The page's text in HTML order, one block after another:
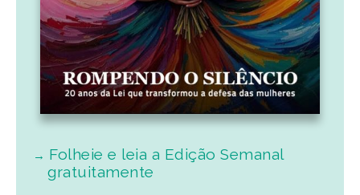
Folheie e leia a Edição Semanal
gratuitamente